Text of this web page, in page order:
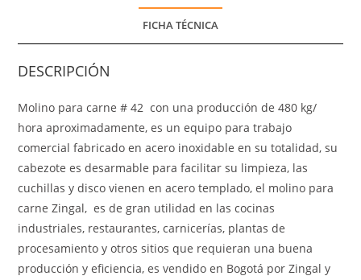
FICHA TÉCNICA
DESCRIPCIÓN
Molino para carne # 42 con una producción de 480 kg/
hora aproximadamente, es un equipo para trabajo
comercial fabricado en acero inoxidable en su totalidad, su
cabezote es desarmable para facilitar su limpieza, las
cuchillas y disco vienen en acero templado, el molino para
carne Zingal, es de gran utilidad en las cocinas
industriales, restaurantes, carnicerías, plantas de
procesamiento y otros sitios que requieran una buena
producción y eficiencia, es vendido en Bogotá por Zingal y